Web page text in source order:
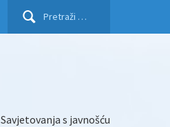
Pretraži:
Savjetovanja s javnošću